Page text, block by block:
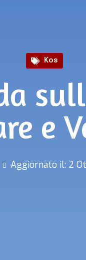
Kos
e
Aggiornato il: 2